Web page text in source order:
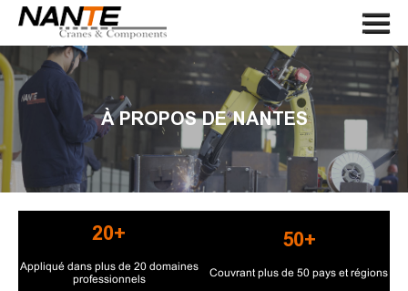
PAGE DE GARDE
À PROPOS DE NOUS
GRUE
COMPOSANTS DE GRUE
SERVIR
NOUVELLES
À PROPOS DE NANTES
20+
Appliqué dans plus de 20 domaines
professionnels
50+
Couvrant plus de 50 pays et régions